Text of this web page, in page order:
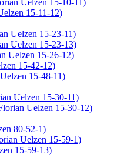
Uelzen 15-10-11)
15-11-12)
Uelzen 15-23-11)
Uelzen 15-23-13)
Uelzen 15-26-12)
15-42-12)
15-48-11)
Uelzen 15-30-11)
Uelzen 15-30-12)
80-52-1)
Uelzen 15-59-1)
15-59-13)